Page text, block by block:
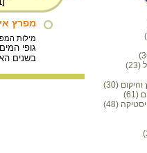
(30)
(48)
[
מפרץ
מילות
גופי
בשנים